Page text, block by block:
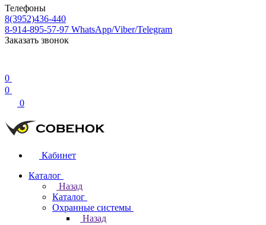
Телефоны
8(3952)436-440
8-914-895-57-97 WhatsApp/Viber/Telegram
Заказать звонок
0
0
0
Кабинет
Каталог
Назад
Каталог
Охранные системы
Назад